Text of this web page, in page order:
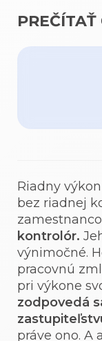
Riadny
bez riadnej
kontrolór.
výnimočné.
pracovnú
pri výkone
zodpovedá
práve ono. A